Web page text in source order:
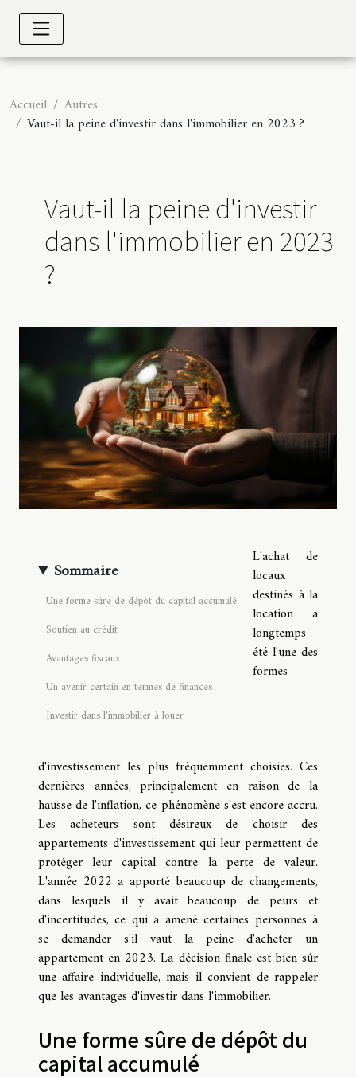
Accueil
Autres
Vaut-il la peine d'investir dans l'immobilier en 2023 ?
Vaut-il la peine d'investir
dans l'immobilier en 2023
?
Sommaire
Une forme sûre de dépôt du capital accumulé
Soutien au crédit
Avantages fiscaux
Un avenir certain en termes de finances
Investir dans l'immobilier à louer
L'achat de
locaux
destinés à la
location a
longtemps
été l'une des
formes
d'investissement les plus fréquemment choisies. Ces
dernières années, principalement en raison de la
hausse de l'inflation, ce phénomène s'est encore accru.
Les acheteurs sont désireux de choisir des
appartements d'investissement qui leur permettent de
protéger leur capital contre la perte de valeur.
L'année 2022 a apporté beaucoup de changements,
dans lesquels il y avait beaucoup de peurs et
d'incertitudes, ce qui a amené certaines personnes à
se demander s'il vaut la peine d'acheter un
appartement en 2023. La décision finale est bien sûr
une affaire individuelle, mais il convient de rappeler
que les avantages d'investir dans l'immobilier.
Une forme sûre de dépôt du
capital accumulé